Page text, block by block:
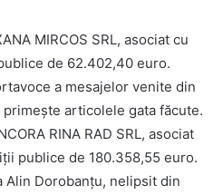
MIRCOS SRL, asociat cu
de 62.402,40 euro.
a mesajelor venite din
articolele gata făcute.
RINA RAD SRL, asociat
publice de 180.358,55 euro.
Alin Dorobanțu, nelipsit din